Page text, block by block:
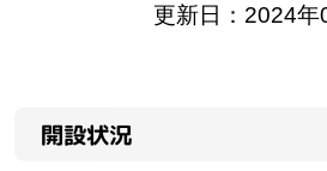
更新日：2024
開設状況